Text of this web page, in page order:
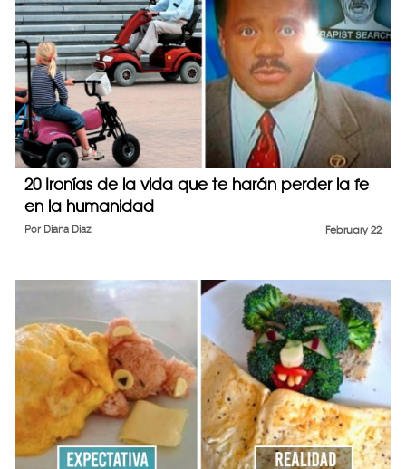
20 Ironías de la vida que te harán perder la fe
en la humanidad
February 22
Por Diana Diaz